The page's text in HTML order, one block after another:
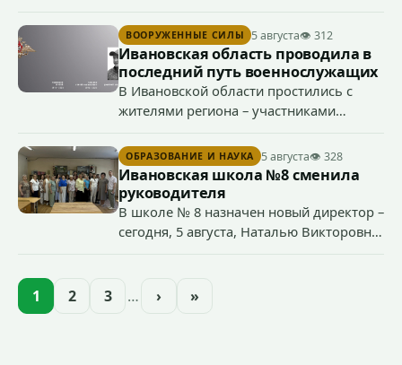
прекращении права управления транспортными
средствами 38-летним водителем.
ВООРУЖЕННЫЕ СИЛЫ 5 августа👁 312
Ивановская область проводила в
последний путь военнослужащих
В Ивановской области простились с
жителями региона – участниками
Сергеем Глазковым, Дмитрием
Хохловым и Сергеем Павленко.
ОБРАЗОВАНИЕ И НАУКА 5 августа👁 328
Ивановская школа №8 сменила
руководителя
В школе № 8 назначен новый директор –
сегодня, 5 августа, Наталью Викторовну
образовательного учреждения.
1 2 3 … › »